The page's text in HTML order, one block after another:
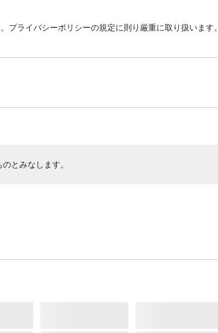
ライバシーポリシーの規定に則り厳重に取り扱います。
とみなします。